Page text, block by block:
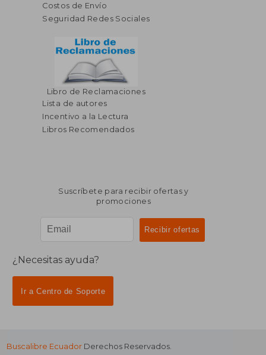
Costos de Envío
Seguridad Redes Sociales
Libro de Reclamaciones
Lista de autores
Incentivo a la Lectura
Libros Recomendados
Suscríbete para recibir ofertas y
promociones
¿Necesitas ayuda?
Ir a Centro de Soporte
Buscalibre Ecuador Derechos Reservados.